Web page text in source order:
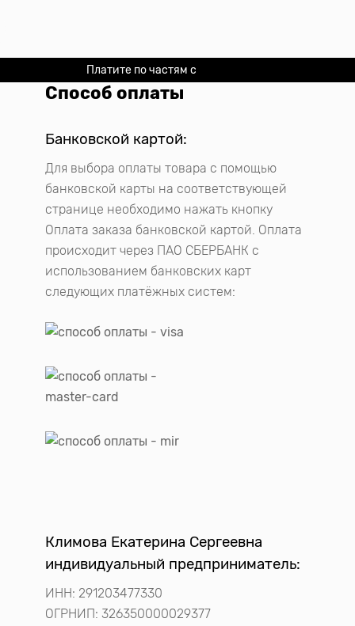
Платите по частям с
Способ оплаты
Банковской картой:
Для выбора оплаты товара с помощью
банковской карты на соответствующей
странице необходимо нажать кнопку
Оплата заказа банковской картой. Оплата
происходит через ПАО СБЕРБАНК с
использованием банковских карт
следующих платёжных систем:
Климова Екатерина Сергеевна
индивидуальный предприниматель:
ИНН: 291203477330
ОГРНИП: 326350000029377